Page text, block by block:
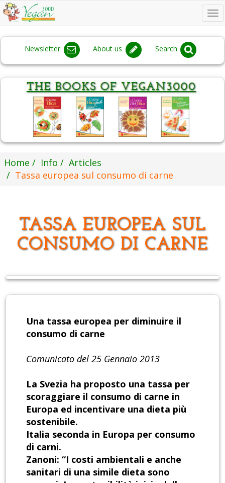
Newsletter About us Search
Home Info
Articles
Tassa europea sul consumo di carne
TASSA EUROPEA SUL
CONSUMO DI CARNE
Una tassa europea per diminuire il
consumo di carne
Comunicato del 25 Gennaio 2013
La Svezia ha proposto una tassa per
scoraggiare il consumo di carne in
Europa ed incentivare una dieta più
sostenibile.
Italia seconda in Europa per consumo
di carni.
Zanoni: “I costi ambientali e anche
sanitari di una simile dieta sono